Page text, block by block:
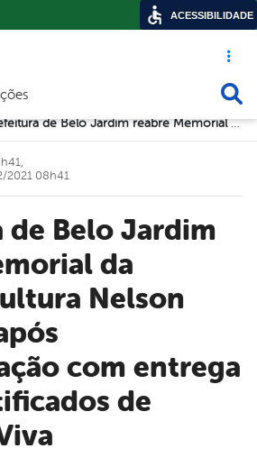
Acesso
navegação
Prefeitura de Belo Jardim reabre Memorial da Estação Cultura Nelson Ramalho após requalificação com entrega de 25 certificados de Memória Viva
da
Nelson
com entrega
de
2021 08h41
ACESSIBILIDADE